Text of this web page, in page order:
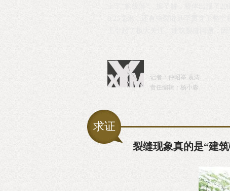
记者：仲昭举 袁涛
责任编辑：杨小淼
求证
裂缝现象真的是“建